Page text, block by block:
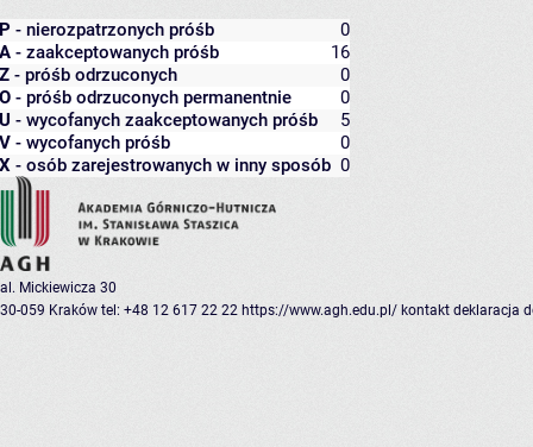
P - nierozpatrzonych próśb
0
A - zaakceptowanych próśb
16
Z - próśb odrzuconych
0
O - próśb odrzuconych permanentnie
0
U - wycofanych zaakceptowanych próśb
5
V - wycofanych próśb
0
X - osób zarejestrowanych w inny sposób 0
al. Mickiewicza 30
30-059 Kraków tel: +48 12 617 22 22 https://www.agh.edu.pl/ kontakt deklaracja